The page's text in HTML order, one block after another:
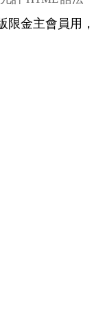
限金主會員用，